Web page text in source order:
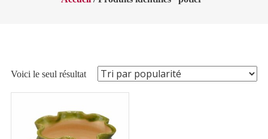
Voici le seul résultat